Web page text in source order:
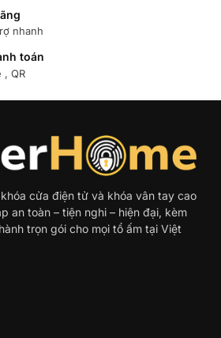
nhanh
toán
, QR
cửa điện tử và khóa vân tay cao
an toàn – tiện nghi – hiện đại, kèm
trọn gói cho mọi tổ ấm tại Việt